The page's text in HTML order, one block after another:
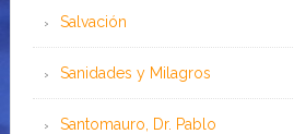
Salvación
Sanidades y Milagros
Santomauro, Dr. Pablo